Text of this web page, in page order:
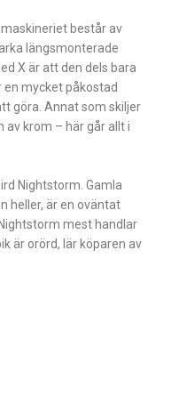
består av
längsmonterade
X är att den dels bara
en mycket påkostad
göra. Annat som skiljer
av krom – här går allt i
Nightstorm. Gamla
heller, är en oväntat
mest handlar
är orörd, lär köparen av